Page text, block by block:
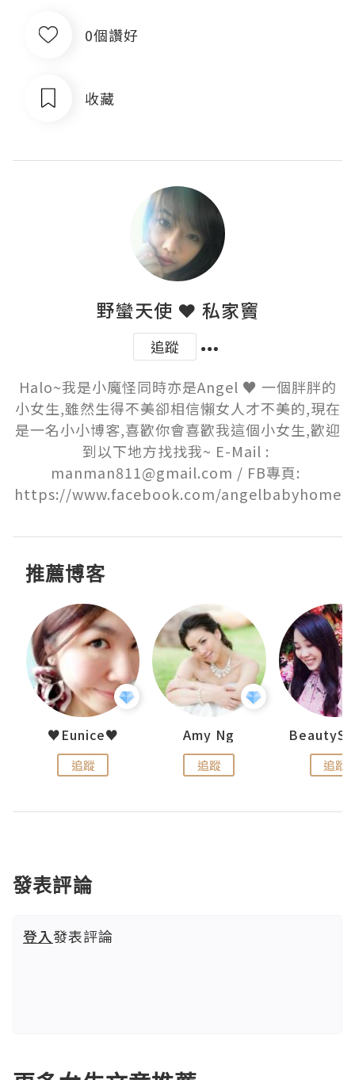
0個讚好
收藏
野蠻天使 ❤ 私家竇
追蹤
Halo~我是小魔怪同時亦是Angel ♥ 一個胖胖的
小女生,雖然生得不美卻相信懶女人才不美的,現在
是一名小小博客,喜歡你會喜歡我這個小女生,歡迎
到以下地方找找我~ E-Mail :
manman811@gmail.com / FB專頁:
https://www.facebook.com/angelbabyhome
推薦博客
♥Eunice♥
追蹤
Amy Ng
追蹤 追蹤
發表評論
登入發表評論